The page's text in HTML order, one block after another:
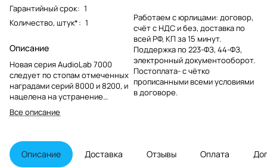
Гарантийный срок: 1
Количество, штук*: 1
Описание
Новая серия AudioLab 7000
следует по стопам отмеченных
наградами серий 8000 и 8200, и
нацелена на устранение
разрыва между феноменально
успешной серией 6000 и новой
серией 9000.
Все описание
Работаем с юрлицами: договор,
счёт с НДС и без, доставка по
всей РФ, КП за 15 минут.
Поддержка по 223-ФЗ, 44-ФЗ,
электронный документооборот.
Постоплата- с чётко
прописанными всеми условиями
в договоре.
Описание Доставка Отзывы Оплата